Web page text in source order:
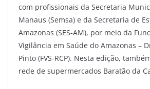
com profissionais da Secretaria
Manaus (Semsa) e da Secretaria de
Amazonas (SES-AM), por meio da
Vigilância em Saúde do Amazonas –
Pinto (FVS-RCP). Nesta edição,
rede de supermercados Baratão da